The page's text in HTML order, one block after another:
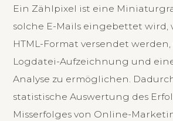
Ein Zählpixel ist eine
solche E-Mails eingebettet wird,
HTML-Format versendet
Logdatei-Aufzeichnung und
Analyse zu ermöglichen.
statistische Auswertung des
Misserfolges von Online-